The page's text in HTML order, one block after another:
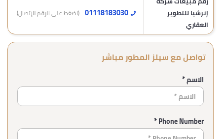
إنرشيا للتطوير
العقاري
01118183030 (اضغط على الرقم للإتصال)
تواصل مع سيلز المطور مباشر
الاسم *
Phone Number *